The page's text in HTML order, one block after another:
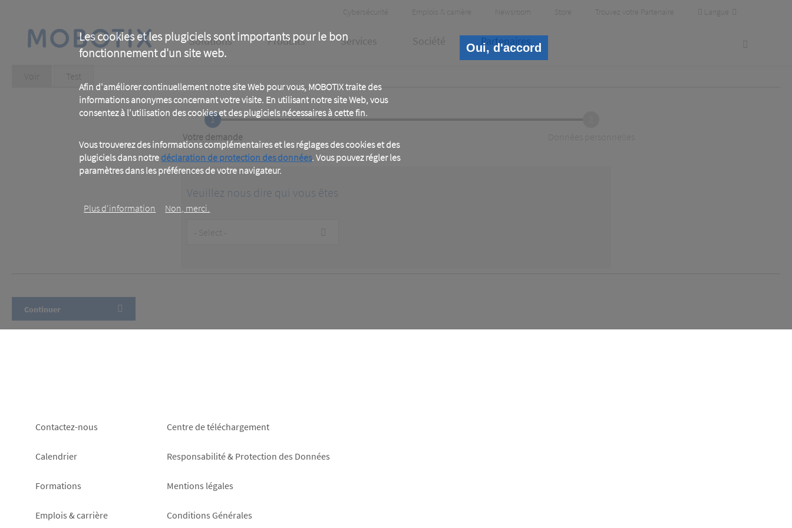
Les cookies et les plugiciels sont importants pour le bon
fonctionnement d'un site web.
Afin d'améliorer continuellement notre site Web pour vous, MOBOTIX traite des
informations anonymes concernant votre visite. En utilisant notre site Web, vous
consentez à l'utilisation des cookies et des plugiciels nécessaires à cette fin.
Vous trouverez des informations complémentaires et les réglages des cookies et des
plugiciels dans notre déclaration de protection des données. Vous pouvez régler les
paramètres dans les préférences de votre navigateur.
Plus d‘information Non, merci.
Oui, d'accord
content
Header
Meta
Cybersécurité Emplois & carrière Newsroom Store Trouvez votre Partenaire Langue
Main
navigation
Solutions Produits Services Société Partenaires
Primary
Voir Test
1
Current
Votre demande
Veuillez nous dire qui vous êtes
Type
Footer
left
Contactez-nous
Calendrier
Formations
Emplois & carrière
Footer
right
Centre de téléchargement
Responsabilité & Protection des Données
Mentions légales
Conditions Générales